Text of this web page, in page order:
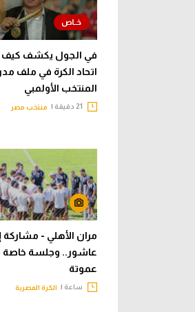
في الجول يكشف كيف
اتحاد الكرة في ملف
المنتخب الأولمبي
منتخب مصر
مران الأهلي - مشاركة
عاشور.. وجلسة
عموتة
ساعة | الكرة المصرية